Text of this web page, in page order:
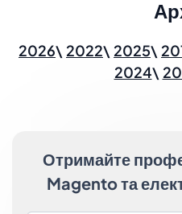
2026 2022 2025
2024
Отримайте
Magento та